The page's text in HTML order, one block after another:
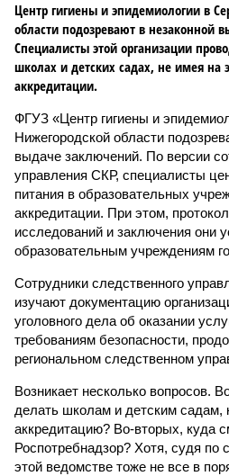
Центр гигиены и эпидемиологии в
области подозревают в незаконной
Специалисты этой организации
школах и детских садах, не имея на
аккредитации.
ФГУЗ «Центр гигиены и
Нижегородской области
выдаче заключений. По версии
управления СКР, специалисты
питания в образовательных
аккредитации. При этом,
исследований и заключения они
образовательным учреждениям
Сотрудники следственного
изучают документацию
уголовного дела об оказании
требованиям безопасности,
региональном следственном
Возникает несколько вопросов.
делать школам и детским садам,
аккредитацию? Во-вторых, куда
Роспотребнадзор? Хотя, судя
этой ведомстве тоже не все в